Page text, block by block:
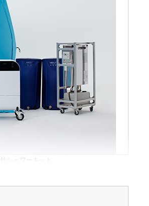
シャワーキット